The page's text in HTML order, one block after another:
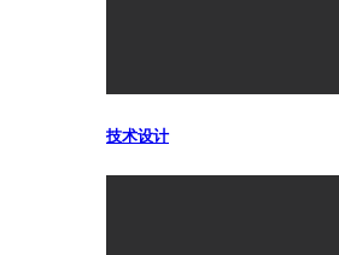
技术设计